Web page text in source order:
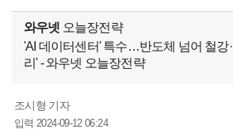
와우넷 오늘장전략
'AI 데이터센터' 특수…반도체 넘어 철강·
리' - 와우넷 오늘장전략
조시형 기자
입력2024-09-12 06:24